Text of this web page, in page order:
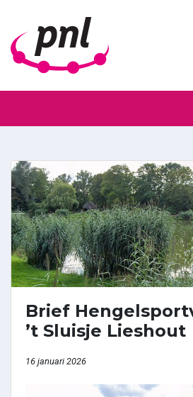
Brief
’t Sluisje Lieshout
16 januari 2026